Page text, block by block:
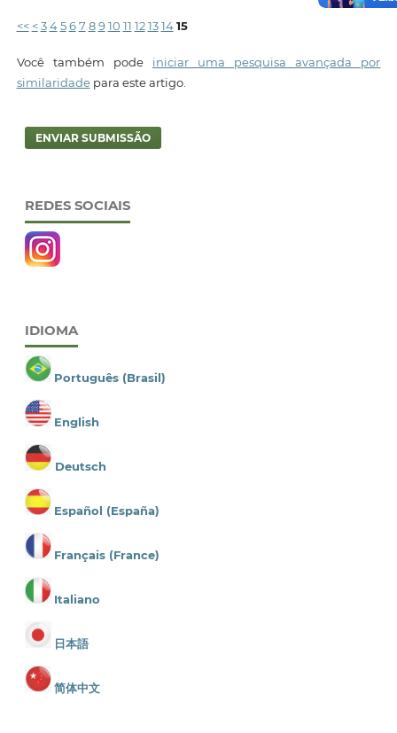
<< < 3 4 5 6 7 8 9 10 11 12 13 14 15
Você também pode iniciar uma pesquisa avançada por
similaridadepara este artigo.
ENVIAR SUBMISSÃO
REDES SOCIAIS
IDIOMA
Português (Brasil)
English
Deutsch
Español (España)
Français (France)
Italiano
日本語
简体中文